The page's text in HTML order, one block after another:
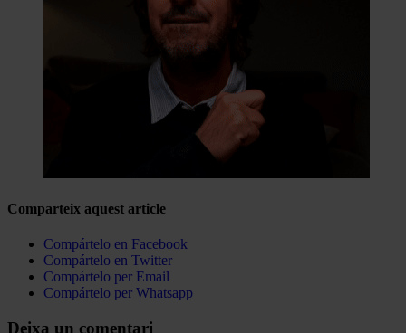
Comparteix aquest article
Compártelo en Facebook
Compártelo en Twitter
Compártelo per Email
Compártelo per Whatsapp
Deixa un comentari